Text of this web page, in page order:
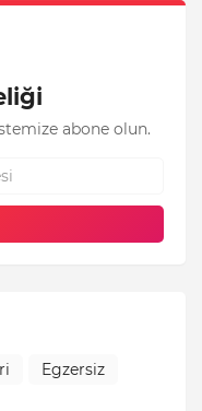
abone olun.
Egzersiz